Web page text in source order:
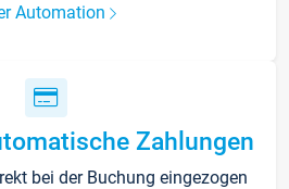
Automation
Zahlungen
bei der Buchung eingezogen